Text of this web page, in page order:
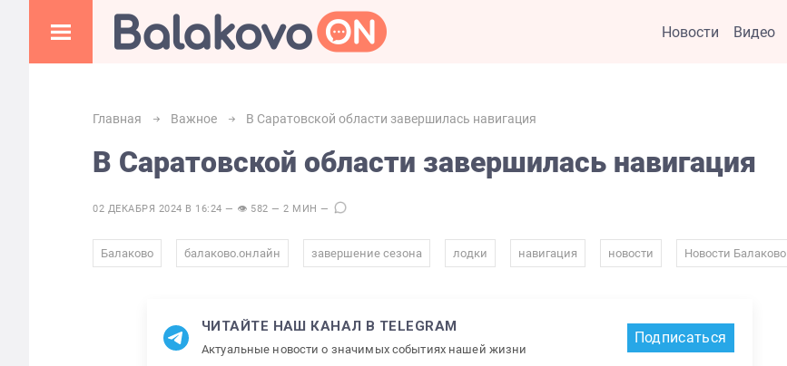
Новости Видео
Главная Важное В Саратовской области завершилась навигация
В Саратовской области завершилась навигация
02 ДЕКАБРЯ 2024 В 16:24 — 👁 582 — 2 МИН —
Балаково балаково.онлайн завершение сезона лодки навигация новости Новости Балаково
ЧИТАЙТЕ НАШ КАНАЛ В TELEGRAM
Актуальные новости о значимых событиях нашей жизни
Подписаться